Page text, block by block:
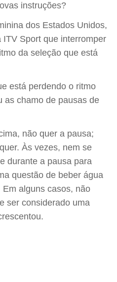
instruções?
dos Estados Unidos,
Sport que interromper
da seleção que está
está perdendo o ritmo
chamo de pausas de
não quer a pausa;
Às vezes, nem se
durante a pausa para
questão de beber água
alguns casos, não
ser considerado uma